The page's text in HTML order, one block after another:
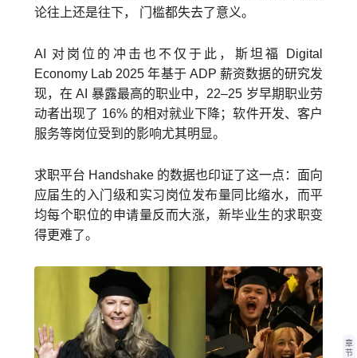
论往上还是往下， 门槛都失去了意义。
AI 对岗位的冲击也不仅于此，斯坦福 Digital
Economy Lab 2025 年基于 ADP 薪资数据的研究发
现，在 AI 暴露最高的职业中，22–25 岁早期职业劳
动者出现了 16% 的相对就业下降；软件开发、客户
服务等岗位受到的影响尤其明显。
求职平台 Handshake 的数据也印证了这一点：面向
应届生的入门级和实习岗位发布量同比缩水，而平
均每个职位的申请量反而大涨，新毕业生的求职变
得更难了。
章
节